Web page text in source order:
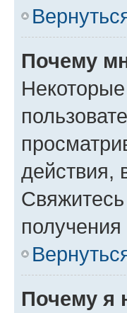
Почему
действия,
Почему я